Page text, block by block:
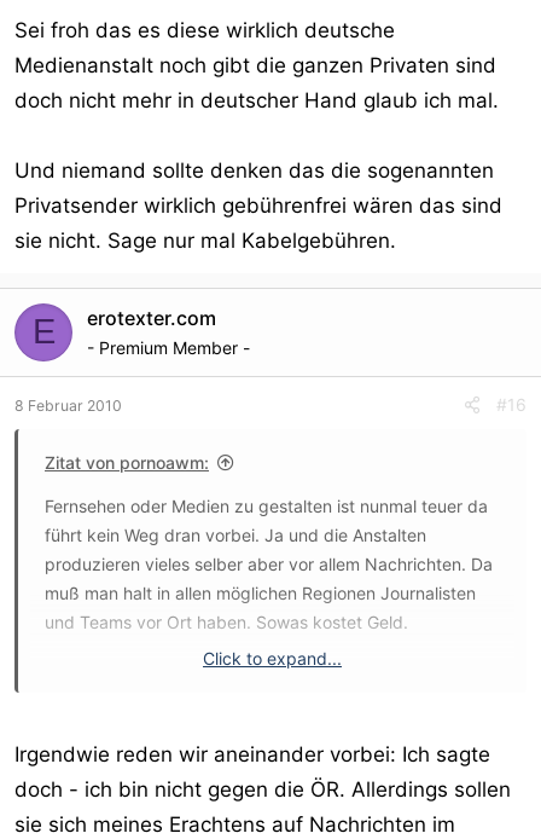
Sei froh das es diese wirklich deutsche
Medienanstalt noch gibt die ganzen Privaten sind
doch nicht mehr in deutscher Hand glaub ich mal.
Und niemand sollte denken das die sogenannten
Privatsender wirklich gebührenfrei wären das sind
sie nicht. Sage nur mal Kabelgebühren.
E erotexter.com
- Premium Member -
8 Februar 2010 #16
Zitat von pornoawm:
Fernsehen oder Medien zu gestalten ist nunmal teuer da
führt kein Weg dran vorbei. Ja und die Anstalten
produzieren vieles selber aber vor allem Nachrichten. Da
muß man halt in allen möglichen Regionen Journalisten
und Teams vor Ort haben. Sowas kostet Geld.
berichten.
Sei froh das es diese wirklich deutsche Medienanstalt
Click to expand...
Irgendwie reden wir aneinander vorbei: Ich sagte
doch - ich bin nicht gegen die ÖR. Allerdings sollen
sie sich meines Erachtens auf Nachrichten im